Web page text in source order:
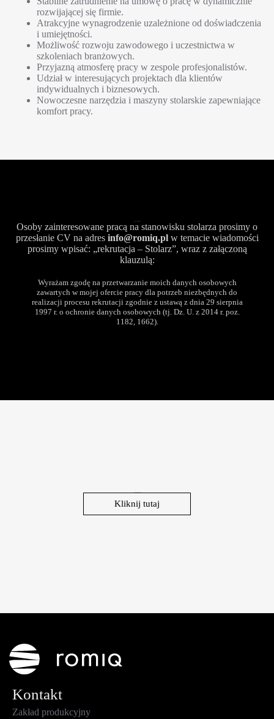
rozwijającej się firmie.
Atrakcyjne wynagrodzenie uzależnione od doświadczenia
i umiejętności.
Możliwość rozwoju zawodowego i uczestnictwa w
szkoleniach branżowych.
Przyjazną atmosferę pracy w zespole profesjonalistów.
Udział w interesujących projektach dla klientów
indywidualnych i biznesowych.
Nowoczesne narzędzia i maszyny stolarskie zapewniające
komfort pracy.
Osoby zainteresowane pracą na stanowisku stolarza prosimy o
przesłanie CV na adres info@romiq.plwtemacie wiadomości
prosimy wpisać: „rekrutacja – Stolarz”, wraz z załączoną
klauzulą:
Wyrażam zgodę na przetwarzanie moich danych osobowych
zawartych w mojej ofercie pracy dla potrzeb niezbędnych do
realizacji procesu rekrutacji zgodnie z ustawą z dnia 29 sierpnia
1997 r. o ochronie danych osobowych (tj. Dz. U. z 2014 r. poz.
1182, 1662).
Kliknij tutaj
Kontakt
Zakład produkcyjny